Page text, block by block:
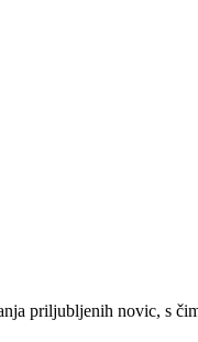
priljubljenih novic, s